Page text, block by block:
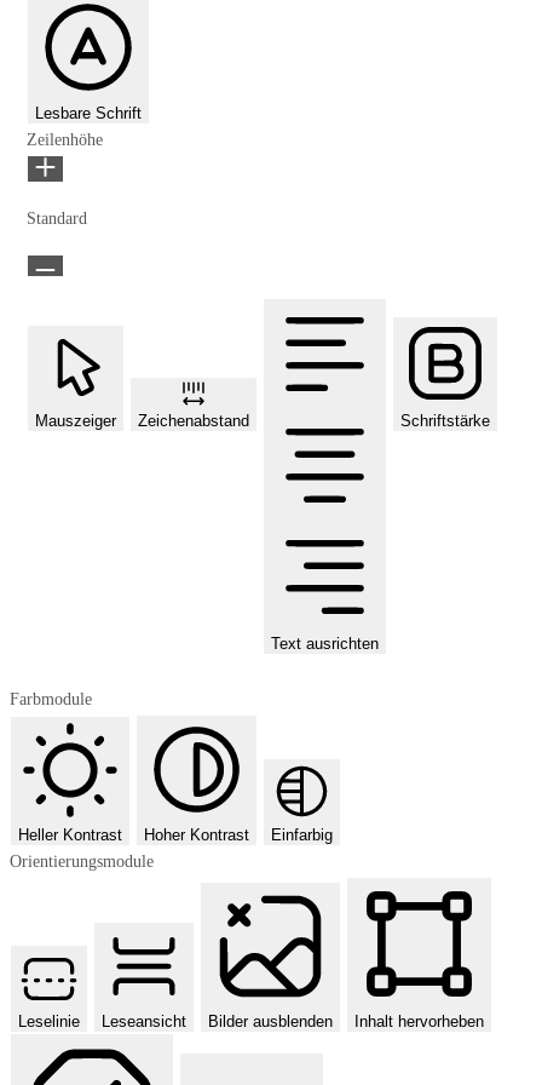
Lesbare Schrift
Zeilenhöhe
Standard
Mauszeiger Zeichenabstand
Text ausrichten
Schriftstärke
Farbmodule
Heller Kontrast Hoher Kontrast
Einfarbig
Orientierungsmodule
Leselinie Leseansicht Bilder ausblenden Inhalt hervorheben